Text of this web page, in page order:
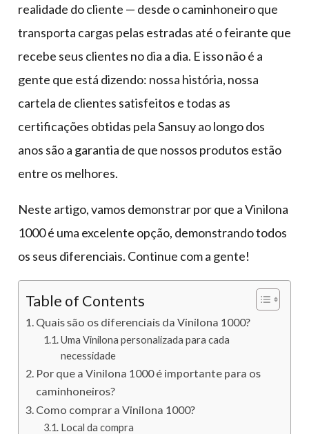
realidade do cliente — desde o caminhoneiro que
transporta cargas pelas estradas até o feirante que
recebe seus clientes no dia a dia. E isso não é a
gente que está dizendo: nossa história, nossa
cartela de clientes satisfeitos e todas as
certificações obtidas pela Sansuy ao longo dos
anos são a garantia de que nossos produtos estão
entre os melhores.
Neste artigo, vamos demonstrar por que a Vinilona
1000 é uma excelente opção, demonstrando todos
os seus diferenciais. Continue com a gente!
Table of Contents
Quais são os diferenciais da Vinilona 1000?
Uma Vinilona personalizada para cada
necessidade
Por que a Vinilona 1000 é importante para os
caminhoneiros?
Como comprar a Vinilona 1000?
Local da compra